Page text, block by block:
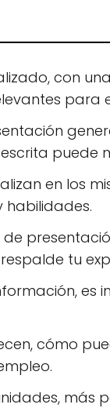
con
para
puede
en los
habilidades.
tu
es
cómo
más